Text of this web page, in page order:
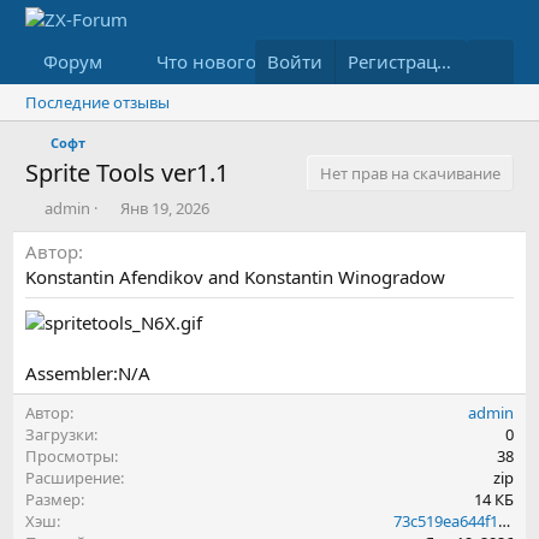
Форум Что нового Медиа Ресурсы
Войти Регистрация
Последние отзывы
Софт
Sprite Tools ver1.1
Нет прав на скачивание
А
в
т
о
р
admin
Д
а
а
с
о
а
Янв 19, 2026
Автор
Konstantin Afendikov and Konstantin Winogradow
Assembler:N/A
Автор
admin
Загрузки
0
Просмотры
38
Расширение
zip
Размер
14 КБ
Хэш
73c519ea644f1563a6126a7adf779d66